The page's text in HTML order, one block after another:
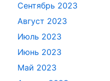
Сентябрь 2023
Август 2023
Июль 2023
Июнь 2023
Май 2023